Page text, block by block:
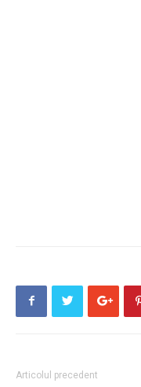
Articolul precedent